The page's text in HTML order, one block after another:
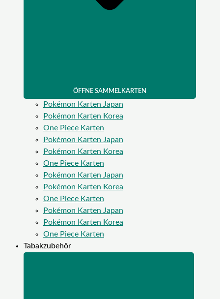
ÖFFNE SAMMELKARTEN
Pokémon Karten Japan
Pokémon Karten Korea
One Piece Karten
Pokémon Karten Japan
Pokémon Karten Korea
One Piece Karten
Pokémon Karten Japan
Pokémon Karten Korea
One Piece Karten
Pokémon Karten Japan
Pokémon Karten Korea
One Piece Karten
Tabakzubehör